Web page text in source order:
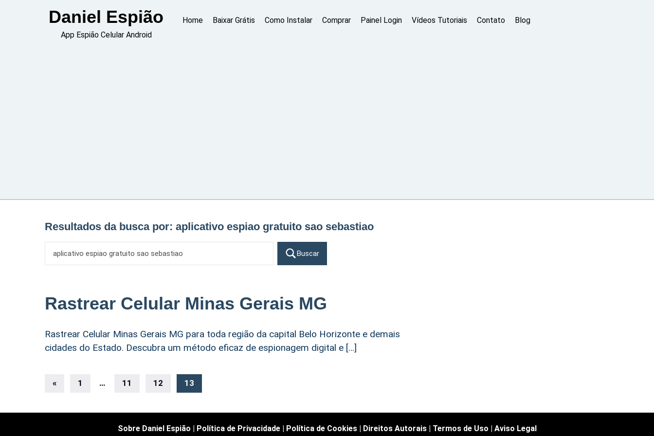
Daniel Espião
App Espião Celular Android
Home Baixar Grátis Como Instalar Comprar Painel Login Vídeos Tutoriais Contato Blog
Resultados da busca por: aplicativo espiao gratuito sao sebastiao
Buscar
Rastrear Celular Minas Gerais MG
Rastrear Celular Minas Gerais MG para toda região da capital Belo Horizonte e demais
cidades do Estado. Descubra um método eficaz de espionagem digital e […]
Navegação
« Postagens
1 … 11 12 13
Sobre Daniel Espião | Política de Privacidade| Política de Cookies| Direitos Autorais| Termos de Uso | Aviso Legal